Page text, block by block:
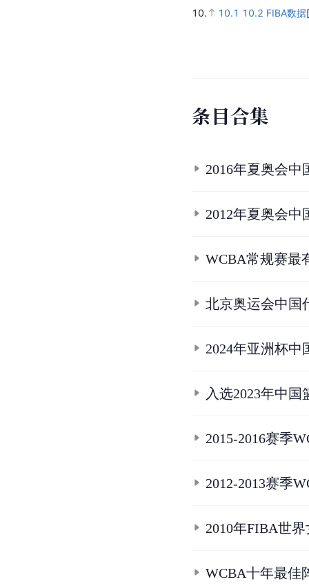
10.
10.1 10.2 FIBA数据
条目合集
2016年夏奥会中
2012年夏奥会中
WCBA常规赛最
北京奥运会中国
2024年亚洲杯中
入选2023年中
2015-2016赛季
2012-2013赛季
2010年FIBA世
WCBA十年最佳